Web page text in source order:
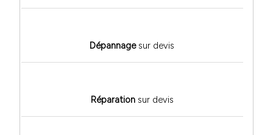
Dépannagesur devis
Réparationsur devis